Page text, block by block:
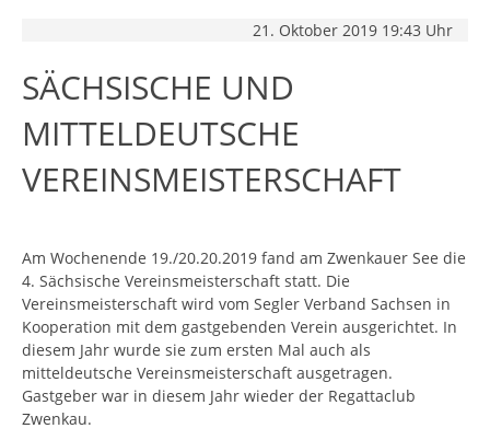
Bootsklassen
505er
Kielzugvogel
Contender
FD
FFS
Regatten
Archiv
Archiv_2024
Archiv_2023
Galerie
Race committee
21. Oktober 2019 19:43 Uhr
SÄCHSISCHE UND
MITTELDEUTSCHE
VEREINSMEISTERSCHAFT
Am Wochenende 19./20.20.2019 fand am Zwenkauer See die
4. Sächsische Vereinsmeisterschaft statt. Die
Vereinsmeisterschaft wird vom Segler Verband Sachsen in
Kooperation mit dem gastgebenden Verein ausgerichtet. In
diesem Jahr wurde sie zum ersten Mal auch als
mitteldeutsche Vereinsmeisterschaft ausgetragen.
Gastgeber war in diesem Jahr wieder der Regattaclub
Zwenkau.